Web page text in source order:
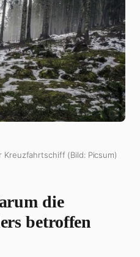
Kreuzfahrtschiff (Bild: Picsum)
die
betroffen